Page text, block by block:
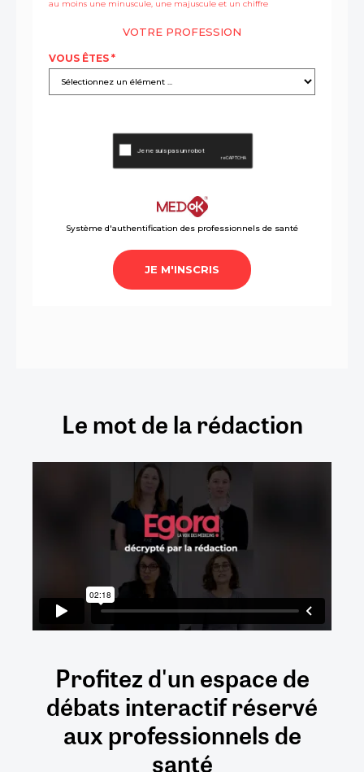
Le mot de la rédaction
Profitez d'un espace de
débatsinteractifréservé
auxprofessionnels de
santé